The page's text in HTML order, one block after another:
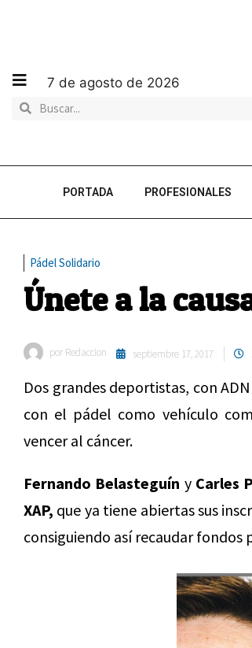
7 de agosto de 2026
PORTADA PROFESIONALES
Pádel Solidario
Únete a la
por Redaccion septiembre 17, 2017
Dos grandes deportistas, con
con el pádel como vehículo
vencer al cáncer.
Fernando Belasteguín y Carles
XAP, que ya tiene abiertas sus
consiguiendo así recaudar fondos